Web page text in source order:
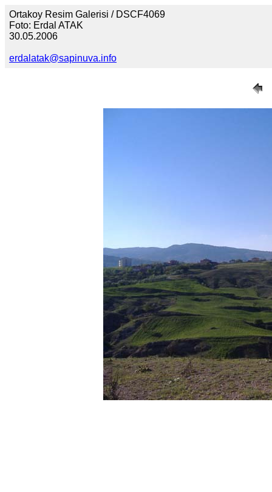
Ortakoy Resim Galerisi / DSCF4069
Foto: Erdal ATAK
30.05.2006
erdalatak@sapinuva.info